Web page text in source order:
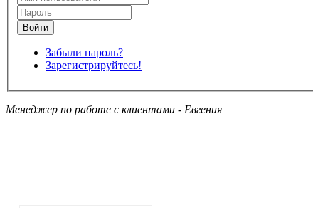
Забыли пароль?
Зарегистрируйтесь!
Менеджер по работе с клиентами - Евгения